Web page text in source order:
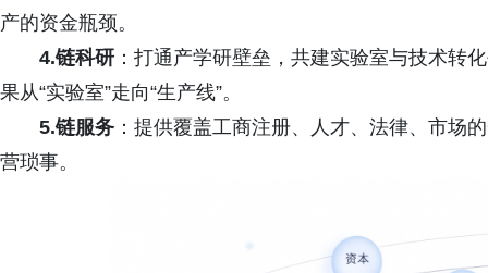
产的资金瓶颈。
4.链科研 ：打通产学研壁垒，共建实验室与技术转
果从“实验室”走向“生产线”。
5.链服务 ：提供覆盖工商注册、人才、法律、市场
营琐事。